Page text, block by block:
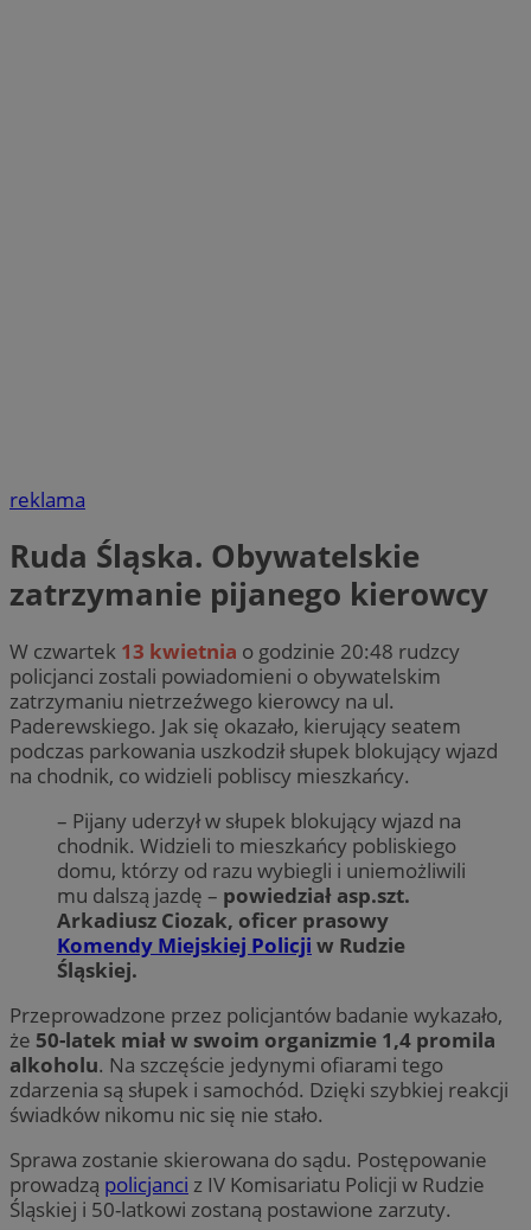
reklama
Ruda Śląska. Obywatelskie
zatrzymanie pijanego kierowcy
W czwartek 13 kwietnia o godzinie 20:48 rudzcy
policjanci zostali powiadomieni o obywatelskim
zatrzymaniu nietrzeźwego kierowcy na ul.
Paderewskiego. Jak się okazało, kierujący seatem
podczas parkowania uszkodził słupek blokujący wjazd
na chodnik, co widzieli pobliscy mieszkańcy.
– Pijany uderzył w słupek blokujący wjazd na
chodnik. Widzieli to mieszkańcy pobliskiego
domu, którzy od razu wybiegli i uniemożliwili
mu dalszą jazdę – powiedział asp.szt.
Arkadiusz Ciozak, oficer prasowy
Komendy Miejskiej Policji w Rudzie
Śląskiej.
Przeprowadzone przez policjantów badanie wykazało,
że 50-latek miał w swoim organizmie 1,4 promila
alkoholu. Na szczęście jedynymi ofiarami tego
zdarzenia są słupek i samochód. Dzięki szybkiej reakcji
świadków nikomu nic się nie stało.
Sprawa zostanie skierowana do sądu. Postępowanie
prowadzą policjanci z IV Komisariatu Policji w Rudzie
Śląskiej i 50-latkowi zostaną postawione zarzuty.